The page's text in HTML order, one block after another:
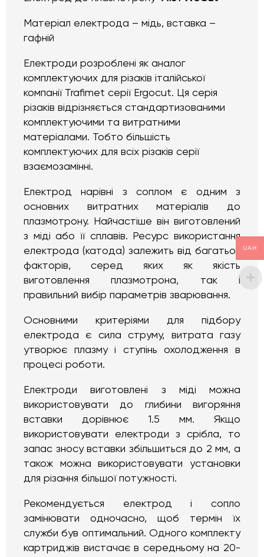
Матеріал електрода – мідь, вставка –
гафній
Електроди розроблені як аналог
комплектуючих для різаків італійської
компанії Trafimet серії Ergocut. Ця серія
різаків відрізняється стандартизованими
комплектуючими та витратними
матеріалами. Тобто більшість
комплектуючих для всіх різаків серії
взаємозамінні.
Електрод нарівні з соплом є одним з
основних витратних матеріалів до
плазмотрону. Найчастіше він виготовлений
з міді або її сплавів. Ресурс використання
електрода (катода) залежить від багатьох
факторів, серед яких як якість
виготовлення плазмотрона, так і
правильний вибір параметрів зварювання.
Основними критеріями для підбору
електрода є сила струму, витрата газу
утворює плазму і ступінь охолодження в
процесі роботи.
Електроди виготовлені з міді можна
використовувати до глибини вигоряння
вставки дорівнює 1.5 мм. Якщо
використовувати електроди з срібла, то
запас зносу вставки збільшиться до 2 мм, а
також можна використовувати установки
для різання більшої потужності.
Рекомендується електрод і сопло
замінювати одночасно, щоб термін їх
служби був оптимальний. Одного комплекту
картриджів вистачає в середньому на 20-
UAH